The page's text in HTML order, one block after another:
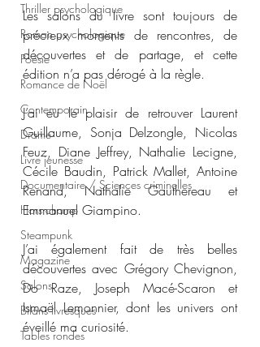
Thriller psychologique
Roman psychologique
Poésie
Romance de Noël
Contemporain
Drame
Livre jeunesse
Documentaire / Sciences criminelles
Hors champ
Steampunk
Magazine
Salons
Bilans livresques
Tables rondes
Les salons du livre sont toujours de
précieux moments de rencontres, de
découvertes et de partage, et cette
édition n’a pas dérogé à la règle.
J’ai eu le plaisir de retrouver Laurent
Guillaume, Sonja Delzongle, Nicolas
Feuz, Diane Jeffrey, Nathalie Lecigne,
Cécile Baudin, Patrick Mallet, Antoine
Renand, Nathalie Gauthereau et
Emmanuel Giampino.
J’ai également fait de très belles
découvertes avec Grégory Chevignon,
Do Raze, Joseph Macé-Scaron et
Ismaël Lemonnier, dont les univers ont
éveillé ma curiosité.